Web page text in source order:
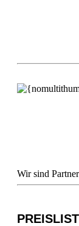
Wir sind